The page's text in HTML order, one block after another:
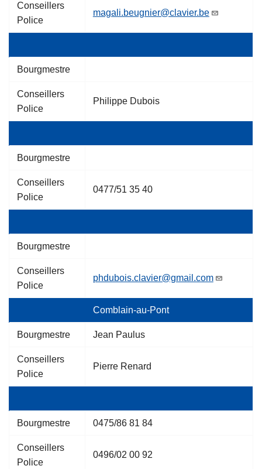
Conseillers
Police
magali.beugnier@clavier.be
Bourgmestre
Conseillers
Police
Philippe Dubois
Bourgmestre
Conseillers
Police
0477/51 35 40
Bourgmestre
Conseillers
Police
phdubois.clavier@gmail.com
Comblain-au-Pont
Bourgmestre Jean Paulus
Conseillers
Police
Pierre Renard
Bourgmestre 0475/86 81 84
Conseillers
Police
0496/02 00 92